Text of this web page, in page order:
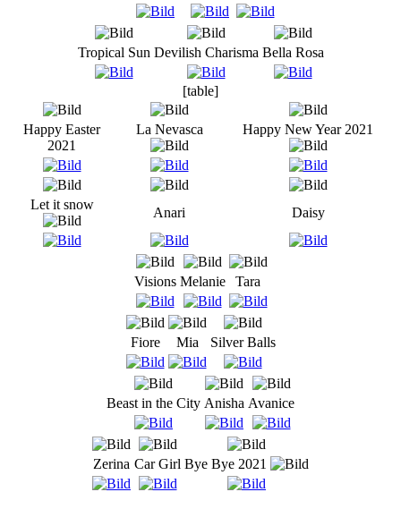
Tropical Sun Devilish Charisma Bella Rosa
[table]
Happy Easter
2021
La Nevasca Happy New Year 2021
Let it snow
Anari Daisy
Visions Melanie Tara
Fiore Mia Silver Balls
Beast in the City Anisha Avanice
Zerina Car Girl Bye Bye 2021